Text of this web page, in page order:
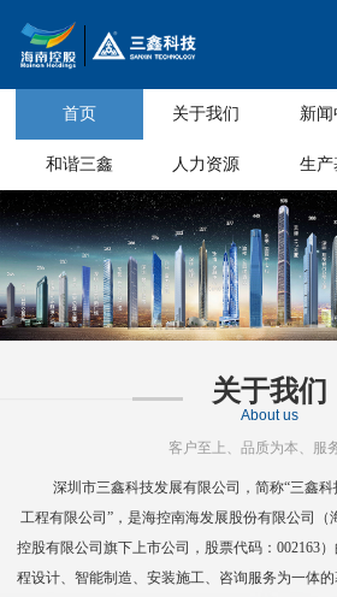
首页 关于我们 新闻
和谐三鑫 人力资源 生产
关于我们
About us
客户至上、品质为本、服
深圳市三鑫科技发展有限公司，简称“三鑫
工程有限公司”，是海控南海发展股份有限公司
控股有限公司旗下上市公司，股票代码： 002163
程设计、智能制造、安装施工、咨询服务为一体